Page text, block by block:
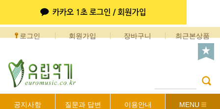
로그인 회원가입 장바구니 최근본상품
공지사항 질문과 답변 이용안내 MENU